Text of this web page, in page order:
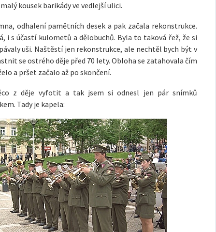
kousek barikády ve vedlejší ulici.
odhalení pamětních desek a pak začala rekonstrukce.
i s účastí kulometů a dělobuchů. Byla to taková řež, že si
uši. Naštěstí jen rekonstrukce, ale nechtěl bych být v
se ostrého děje před 70 lety. Obloha se zatahovala čím
a pršet začalo až po skončení.
z děje vyfotit a tak jsem si odnesl jen pár snímků
Tady je kapela: